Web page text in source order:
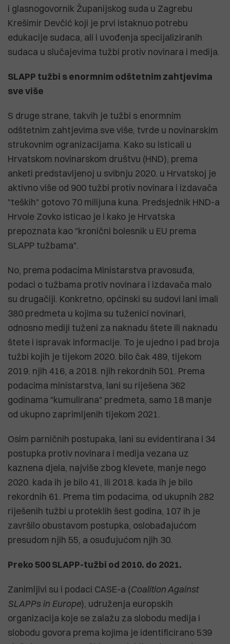
i glasnogovornik Županijskog suda u Zagrebu
Krešimir Devčić koji je prvi istaknuo potrebu
edukacije sudaca, ali i uvođenja specijaliziranih
sudaca u slučajevima tužbi protiv novinara i medija.
SLAPP tužbi s enormnim odštetnim zahtjevima
sve više
S druge strane, takvih je tužbi s enormnim
odštetnim zahtjevima sve više, tvrde u novinarskim
strukovnim ogranizacijama. Kako su isticali u
Hrvatskom novinarskom društvu (HND), prema
anketi predstavljenoj u svibnju 2020. u Hrvatskoj je
aktivno više od 900 tužbi protiv novinara i izdavača
"teških" gotovo 70 milijuna kuna. Predsjednik HND-a
Hrvoie Zovko isticao je i kako je Hrvatska
prepoznata kao "kronični bolesnik u EU prema
SLAPP tužbama".
No, prema podacima Ministarstva pravosuđa,
podaci o tužbama protiv novinara i izdavača malo
su drugačiji. Konkretno, općinski su sudovi lani imali
380 predmeta u kojima su tuženici novinari,
odnosno mediji tuženi za naknadu štete ili naknadu
štete i ispravak informacije. To je ujedno i pad broja
tužbi kojih je tijekom 2020. bilo čak 489, tijekom
2019. njih 416, a 2018. njih rekordnih 501. Prema
podacima ministarstva, lani su riješena 362
godinama "kumulirana" predmeta, samo 18 manje
od ukupno zaprimljenih tijekom 2021.
Osim parničnih postupaka, lani su evidentirana i 34
postupka protiv novinara i medija vezana uz
kaznena djela, najviše zbog klevete, manje nego
2020. kada ih je bilo 41, ili 2018. kada ih je bilo
rekordnih 61. Prema tim podacima, od ukupnih 282
riješenih tužbi u proteklih šest godina, 107 ih je
završilo obustavom postupka, oslobađajućom
presudom njih 55, a osuđujućom njih 30.
Preko 500 SLAPP-tužbi od 2010. do 2021.
Zanimljivi su i podaci CASE-a (Coalition Against
SLAPPs in Europe), udruženja europskih
organizacija koje se zalažu za slobodu medija i
slobodu govora prema kojima je identificirano 539